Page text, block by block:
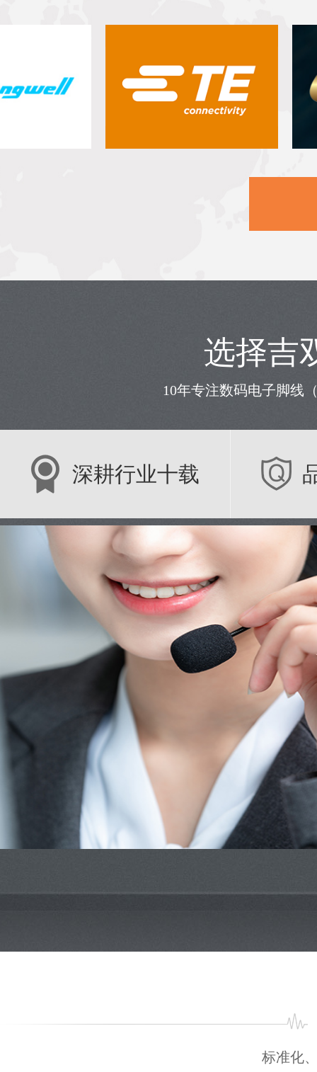
选择吉
10年专注数码电子脚线
深耕行业十载
标准化